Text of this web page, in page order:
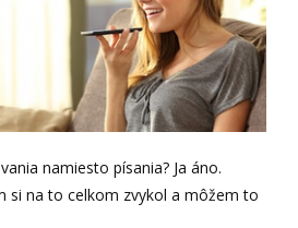
namiesto písania? Ja áno.
si na to celkom zvykol a môžem to